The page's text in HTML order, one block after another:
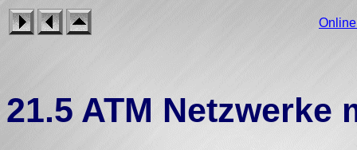
21.5 ATM Netzwerke